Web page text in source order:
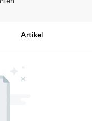
Artikel